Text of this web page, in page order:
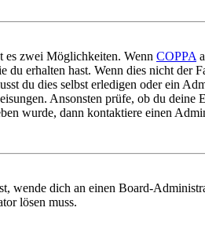
es zwei Möglichkeiten. Wenn COPPA
erhalten hast. Wenn dies nicht der
du dies selbst erledigen oder ein
Ansonsten prüfe, ob du deine
wurde, dann kontaktiere einen
wende dich an einen Board-
lösen muss.